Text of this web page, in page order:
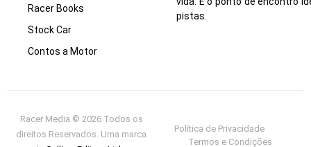
Racer Books
Stock Car
Contos a Motor
pistas.
Racer Media © 2026 Todos os
direitos Reservados. Uma marca
Política de Privacidade
Termos e Condições